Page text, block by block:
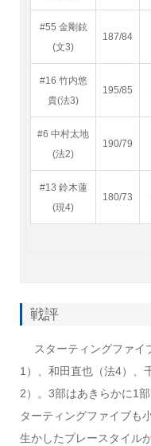
#55 金剛鉉
(文3)
187/84
#16 竹内悠
貴(法3)
195/85
#6 中村太地
(法2)
190/79
#13 鈴木蓮
(現4)
180/73
戦評
スターティングファイ
1）、和田直也（法4）、
2）。3部はあきらかに1
ターティングファイブも
生かしたプレースタイル